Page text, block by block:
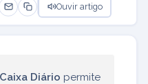
Ouvir artigo
Diário permite